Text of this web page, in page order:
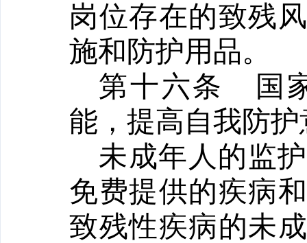
岗位存在的致残
施和防护用品。
第十六条
国
能，提高自我防
未成年人的监
免费提供的疾病
致残性疾病的未